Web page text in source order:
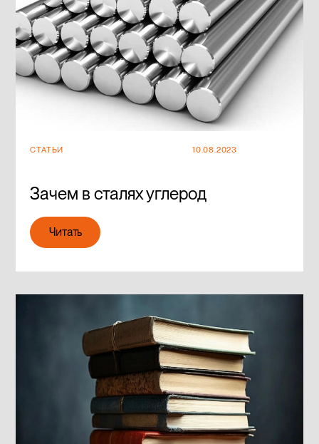
СТАТЬИ 10.08.2023
Зачем в сталях углерод
Читать
Читать